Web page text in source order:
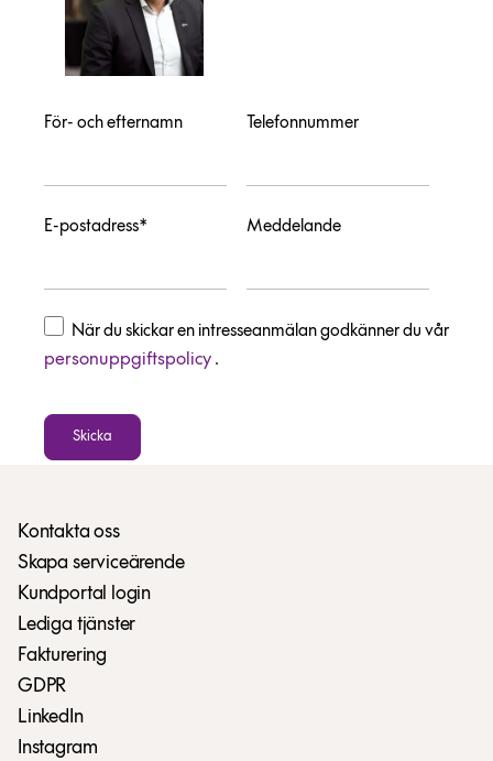
För- och efternamn Telefonnummer
E-postadress* Meddelande
När du skickar en intresseanmälan godkänner du vår
personuppgiftspolicy .
Skicka
Kontakta oss
Skapa serviceärende
Kundportal login
Lediga tjänster
Fakturering
GDPR
LinkedIn
Instagram